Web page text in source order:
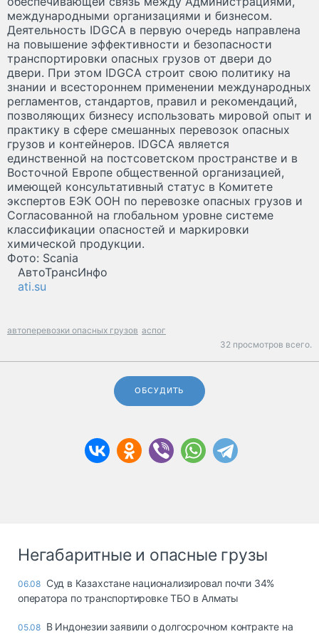
международными организациями и бизнесом.
Деятельность IDGCA в первую очередь направлена
на повышение эффективности и безопасности
транспортировки опасных грузов от двери до
двери. При этом IDGCA строит свою политику на
знании и всестороннем применении международных
регламентов, стандартов, правил и рекомендаций,
позволяющих бизнесу использовать мировой опыт и
практику в сфере смешанных перевозок опасных
грузов и контейнеров. IDGCA является
единственной на постсоветском пространстве и в
Восточной Европе общественной организацией,
имеющей консультативный статус в Комитете
экспертов ЕЭК ООН по перевозке опасных грузов и
Согласованной на глобальном уровне системе
классификации опасностей и маркировки
химической продукции.
Фото: Scania
АвтоТрансИнфо
ati.su
автоперевозки опасных грузов аспог
32 просмотров всего.
ОБСУДИТЬ
Негабаритные и опасные грузы
06.08 Суд в Казахстане национализировал почти 34%
оператора по транспортировке ТБО в Алматы
05.08 В Индонезии заявили о долгосрочном контракте на